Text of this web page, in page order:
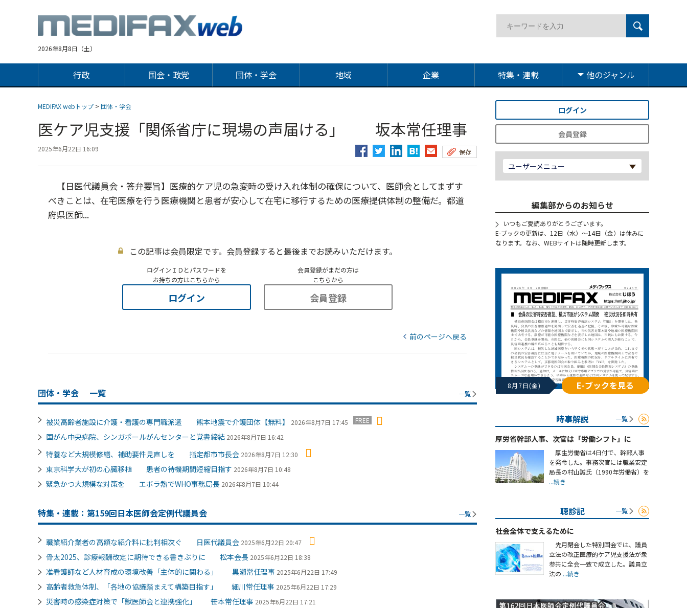
2026年8月8日（土）
行政 国会・政党 団体・学会 地域 企業 特集・連載 他のジャンル
MEDIFAX webトップ > 団体・学会
医ケア児支援「関係省庁に現場の声届ける」 坂本常任理事
2025年6月22日 16:09 保存
【日医代議員会・答弁要旨】医療的ケア児の急変時の受け入れ体制の確保について、医師会としてまずす
べきことは、在宅医療を行う医療機関と患者が安心して在宅に移行するための医療提供体制の整備だ。都道
府県医師...
この記事は会員限定です。会員登録すると最後までお読みいただけます。
ログインＩＤとパスワードを
お持ちの方はこちらから
ログイン
会員登録がまだの方は
こちらから
会員登録
前のページへ戻る
団体・学会 一覧 一覧
被災高齢者施設に介護・看護の専門職派遣 熊本地震で介護団体【無料】 2026年8月7日 17:45 FREE
国がん中央病院、シンガポールがんセンターと覚書締結 2026年8月7日 16:42
特養など大規模修繕、補助要件見直しを 指定都市市長会 2026年8月7日 12:30
東京科学大が初の心臓移植 患者の待機期間短縮目指す 2026年8月7日 10:48
緊急かつ大規模な対策を エボラ熱でWHO事務局長 2026年8月7日 10:44
特集・連載：第159回日本医師会定例代議員会 一覧
職業紹介業者の高額な紹介料に批判相次ぐ 日医代議員会 2025年6月22日 20:47
骨太2025、診療報酬改定に期待できる書きぶりに 松本会長 2025年6月22日 18:38
准看護師など人材育成の環境改善「主体的に関わる」 黒瀨常任理事 2025年6月22日 17:49
高齢者救急体制、「各地の協議踏まえて構築目指す」 細川常任理事 2025年6月22日 17:29
災害時の感染症対策で「獣医師会と連携強化」 笹本常任理事 2025年6月22日 17:21
ログイン
会員登録
ユーザーメニュー
編集部からのお知らせ
いつもご愛読ありがとうございます。
E-ブックの更新は、12日（水）～14日（金）は休みに
なります。なお、WEBサイトは随時更新します。
8月7日(金) E-ブックを見る
時事解説 一覧
厚労省幹部人事、次官は「労働シフト」に
厚生労働省は4日付で、幹部人事
を発令した。事務次官には職業安定
局長の村山誠氏（1990年労働省）を
...続き
聴診記 一覧
社会全体で支えるために
先月閉会した特別国会では、議員
立法の改正医療的ケア児支援法が衆
参共に全会一致で成立した。議員立
法の ...続き